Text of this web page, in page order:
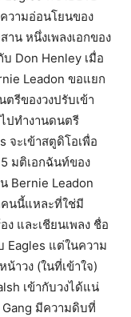
วามอ่อนโยนของ
น หนึ่งเพลงเอกของ
Don Henley เมื่อ
Leadon ขอแยก
รีของวงปรับเข้า
ปทำงานดนตรี
จะเข้าสตูดิโอเพื่อ
มติเอกฉันท์ของ
Bernie Leadon
คนนี้แหละที่ใช่มี
และเชียนเพลง ชื่อ
Eagles แต่ในความ
าวง (ในที่เข้าใจ)
เข้ากับวงได้แน่
Gang มีความดิบที่